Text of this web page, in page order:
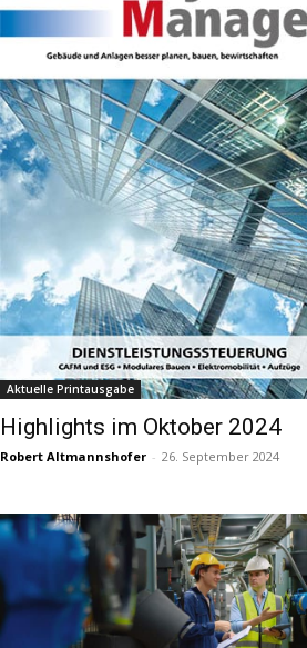
Aktuelle Printausgabe
Highlights im Oktober 2024
Robert Altmannshofer - 26. September 2024